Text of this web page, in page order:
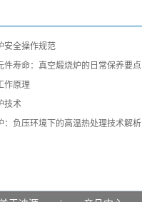
安全操作规范
件寿命：真空煅烧炉的日常保养要点
作原理
技术
：负压环境下的高温热处理技术解析